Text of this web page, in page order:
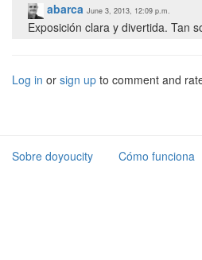
abarca June 3, 2013, 12:09 p.m.
Exposición clara y divertida. Tan
Log in or sign up to comment and
Sobre doyoucity Cómo funciona